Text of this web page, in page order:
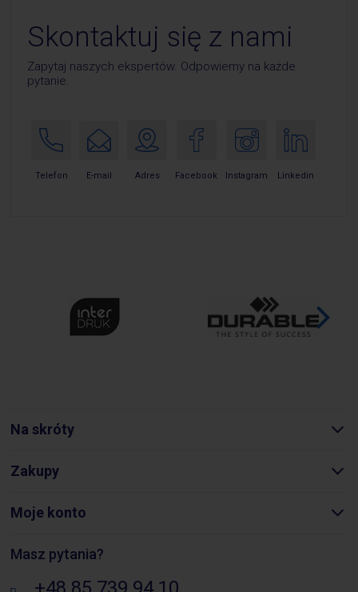
Skontaktuj się z nami
Zapytaj naszych ekspertów. Odpowiemy na każde
pytanie.
Telefon E-mail Adres Facebook Instagram Linkedin
Na skróty
Zakupy
Moje konto
Masz pytania?